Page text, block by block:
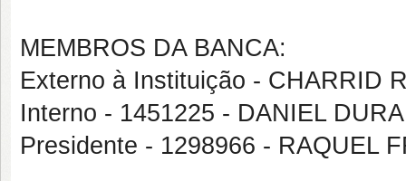
MEMBROS DA BANCA:
Externo à Instituição - CHARRID
Interno - 1451225 - DANIEL
Presidente - 1298966 - RAQUEL